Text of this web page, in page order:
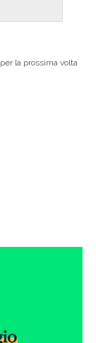
la prossima volta